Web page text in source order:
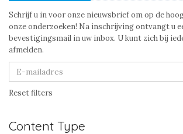
Schrijf u in voor onze nieuwsbrief om op de
onze onderzoeken! Na inschrijving ontvangt u
bevestigingsmail in uw inbox. U kunt zich bij
afmelden.
Reset filters
Content Type